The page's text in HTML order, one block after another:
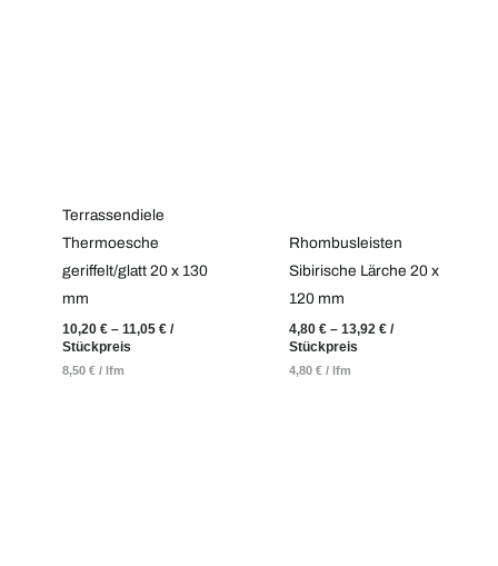
Terrassendiele
Thermoesche
geriffelt/glatt 20 x 130
mm
10,20€ –11,05€ /
Stückpreis
8,50€ /lfm
Rhombusleisten
Sibirische Lärche 20 x
120 mm
4,80€ –13,92€ /
Stückpreis
4,80€ /lfm